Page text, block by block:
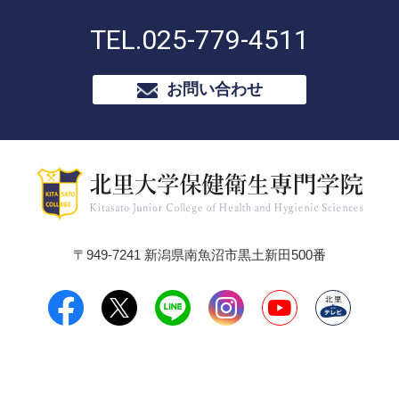
TEL.025-779-4511
お問い合わせ
〒949-7241 新潟県南魚沼市黒土新田500番